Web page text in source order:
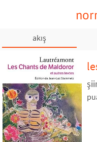
akış